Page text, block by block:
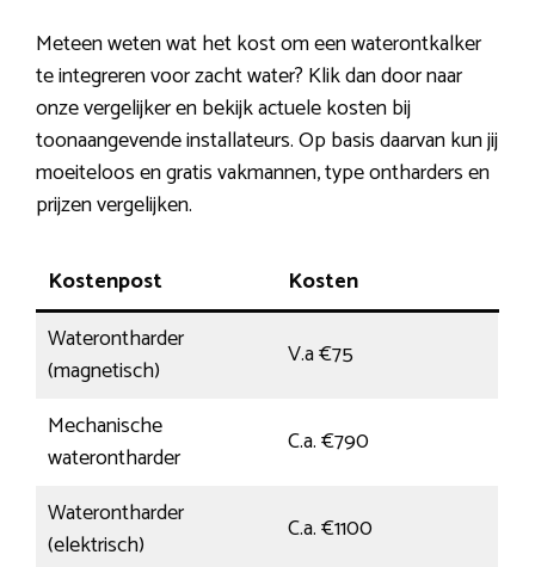
Meteen weten wat het kost om een waterontkalker
te integreren voor zacht water? Klik dan door naar
onze vergelijker en bekijk actuele kosten bij
toonaangevende installateurs. Op basis daarvan kun jij
moeiteloos en gratis vakmannen, type ontharders en
prijzen vergelijken.
Kostenpost
Kosten
Waterontharder
(magnetisch)
V.a €75
Mechanische
waterontharder
C.a. €790
Waterontharder
(elektrisch)
C.a. €1100